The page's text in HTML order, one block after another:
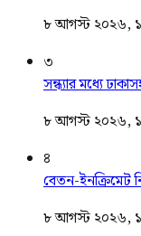
৮ আগস্ট ২০২৬,
৩
সন্ধ্যার মধ্যে
৮ আগস্ট ২০২৬,
৪
বেতন-ইনক্রিমেট
৮ আগস্ট ২০২৬,